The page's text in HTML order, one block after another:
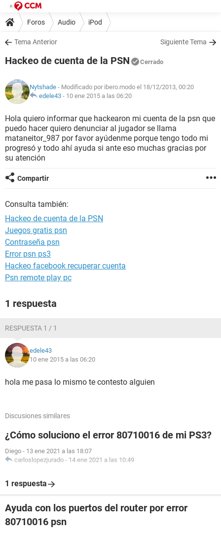
Foros Audio iPod
Tema Anterior Siguiente Tema
Hackeo de cuenta de la PSN Cerrado
Nytshade - Modificado por ibero.modo el 18/12/2013, 00:20
edele43 - 10 ene 2015 a las 06:20
Hola quiero informar que hackearon mi cuenta de la psn que
puedo hacer quiero denunciar al jugador se llama
mataneitor_987 por favor ayúdenme porque tengo todo mi
progresó y todo ahí ayuda si ante eso muchas gracias por
su atención
Compartir
Consulta también:
Hackeo de cuenta de la PSN
Juegos gratis psn
Contraseña psn
Error psn ps3
Hackeo facebook recuperar cuenta
Psn remote play pc
1 respuesta
RESPUESTA 1 / 1
edele43
10 ene 2015 a las 06:20
hola me pasa lo mismo te contesto alguien
Discusiones similares
¿Cómo soluciono el error 80710016 de mi PS3?
Diego - 13 ene 2021 a las 18:07
carloslopezjurado - 14 ene 2021 a las 10:49
1 respuesta
Ayuda con los puertos del router por error
80710016 psn